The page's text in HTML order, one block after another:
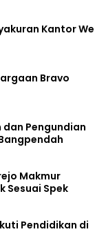
Kantor We
Bravo
dan Pengundian
Makmur
Sesuai Spek
Pendidikan di